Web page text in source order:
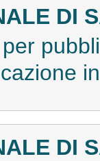
DI
DI